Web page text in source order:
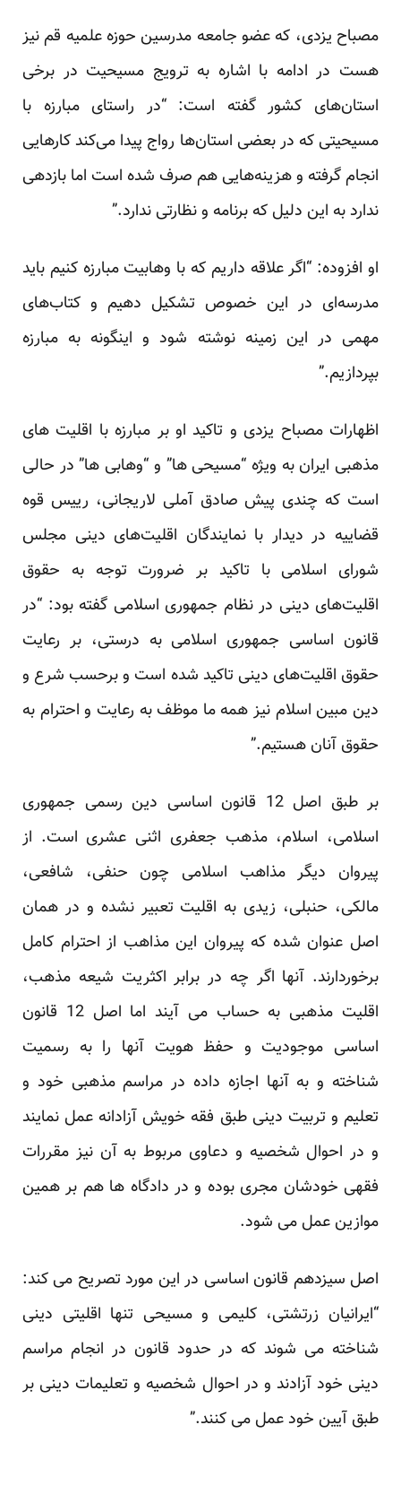
مصباح یزدی، که عضو جامعه مدرسین حوزه علمیه قم نیز
هست در ادامه با اشاره به ترویج مسیحیت در برخی
استان‌های کشور گفته است: “در راستای مبارزه با
مسیحیتی که در بعضی استان‌ها رواج پیدا می‌کند کارهایی
انجام گرفته و هزینه‌هایی هم صرف شده است اما بازدهی
ندارد به این دلیل که برنامه و نظارتی ندارد.”
او افزوده: “اگر علاقه داریم که با وهابیت مبارزه کنیم باید
مدرسه‌ای در این خصوص تشکیل دهیم و کتاب‌های
مهمی در این زمینه نوشته شود و اینگونه به مبارزه
بپردازیم.”
اظهارات مصباح یزدی و تاکید او بر مبارزه با اقلیت های
مذهبی ایران به ویژه “مسیحی ها” و “وهابی ها” در حالی
است که چندی پیش صادق آملی لاریجانی، رییس قوه
قضاییه در دیدار با نمایندگان اقلیت‌های دینی مجلس
شورای اسلامی با تاکید بر ضرورت توجه به حقوق
اقلیت‌های دینی در نظام جمهوری اسلامی گفته بود: “در
قانون اساسی جمهوری اسلامی به درستی، بر رعایت
حقوق اقلیت‌های دینی تاکید شده است و برحسب شرع و
دین مبین اسلام نیز همه ما موظف به رعایت و احترام به
حقوق آنان هستیم.”
بر طبق اصل 12 قانون اساسی دین رسمی جمهوری
اسلامی، اسلام، مذهب جعفری اثنی عشری است. از
پیروان دیگر مذاهب اسلامی چون حنفی، شافعی،
مالکی، حنبلی، زیدی به اقلیت تعبیر نشده و در همان
اصل عنوان شده که پیروان این مذاهب از احترام کامل
برخوردارند. آنها اگر چه در برابر اکثریت شیعه مذهب،
اقلیت مذهبی به حساب می آیند اما اصل 12 قانون
اساسی موجودیت و حفظ هویت آنها را به رسمیت
شناخته و به آنها اجازه داده در مراسم مذهبی خود و
تعلیم و تربیت دینی طبق فقه خویش آزادانه عمل نمایند
و در احوال شخصیه و دعاوی مربوط به آن نیز مقررات
فقهی خودشان مجری بوده و در دادگاه ها هم بر همین
موازین عمل می شود.
اصل سیزدهم قانون اساسی در این مورد تصریح می کند:
“ایرانیان زرتشتی، کلیمی و مسیحی تنها اقلیتی دینی
شناخته می شوند که در حدود قانون در انجام مراسم
دینی خود آزادند و در احوال شخصیه و تعلیمات دینی بر
طبق آیین خود عمل می کنند.”